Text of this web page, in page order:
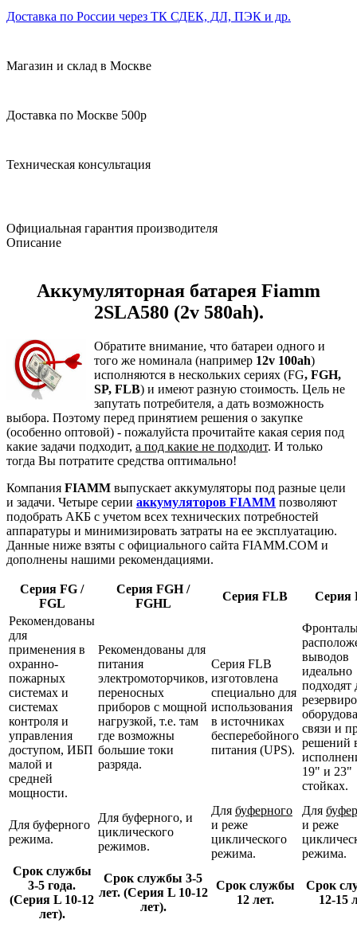
Доставка по России через ТК СДЕК, ДЛ, ПЭК и др.
Магазин и склад в Москве
Доставка по Москве 500р
Техническая консультация
Официальная гарантия производителя
Описание
Аккумуляторная батарея Fiamm
2SLA580 (2v 580ah).
Обратите внимание, что батареи одного и
того же номинала (например 12v 100ah)
исполняются в нескольких сериях (FG, FGH,
SP, FLB) и имеют разную стоимость. Цель не
запутать потребителя, а дать возможность
выбора. Поэтому перед принятием решения о закупке
(особенно оптовой) - пожалуйста прочитайте какая серия под
какие задачи подходит, а под какие не подходит. И только
тогда Вы потратите средства оптимально!
Компания FIAMM выпускает аккумуляторы под разные цели
и задачи. Четыре серии аккумуляторов FIAMM позволяют
подобрать АКБ с учетом всех технических потребностей
аппаратуры и минимизировать затраты на ее эксплуатацию.
Данные ниже взяты с официального сайта FIAMM.COM и
дополнены нашими рекомендациями.
Серия FG /
FGL
Серия FGH /
FGHL
Серия FLB
Серия
Рекомендованы
для
применения в
охранно-
пожарных
системах и
системах
контроля и
управления
доступом, ИБП
малой и
средней
мощности.
Рекомендованы для
питания
электромоторчиков,
переносных
приборов с мощной
нагрузкой, т.е. там
где возможны
большие токи
разряда.
Серия FLB
изготовлена
специально для
использования
в источниках
бесперебойного
питания (UPS).
выводов
идеально
подходят
связи и
решений
19" и 23"
стойках.
Для буферного
режима.
Для буферного, и
циклического
режимов.
Для буферного
и реже
циклического
режима.
Для
и реже
режима.
Срок службы
3-5 года.
(Серия L 10-12
лет).
Срок службы 3-5
лет. (Серия L 10-12
лет).
Срок службы
12 лет.
Срок
12-15